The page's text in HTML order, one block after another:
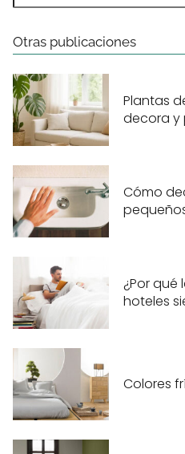
Otras publicaciones
Plantas
decora y
Cómo
¿Por qué
hoteles
Colores